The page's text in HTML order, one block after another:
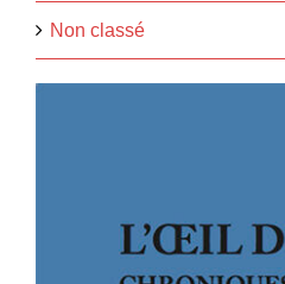
Non classé